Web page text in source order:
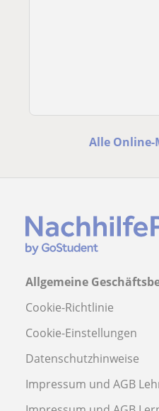
Alle
Allgemeine
Cookie-Richtlinie
Cookie-Einstellungen
Datenschutzhinweise
Impressum und AGB